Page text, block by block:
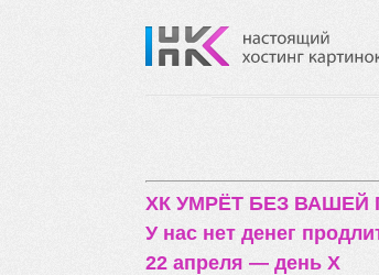
ХК УМРЁТ БЕЗ
У нас нет денег
22 апреля — день X